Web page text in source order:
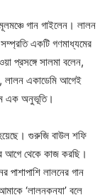
গান গাইলেন। লালন
একটি গণমাধ্যমের
প্রসঙ্গে সালমা বলেন,
লালন একাডেমি আগেই
এক অনুভূতি।
গুরুজি বাউল শফি
আগে থেকে কাজ করছি।
পাশাপাশি লালনের গান
‘লালনকন্যা’ বলে